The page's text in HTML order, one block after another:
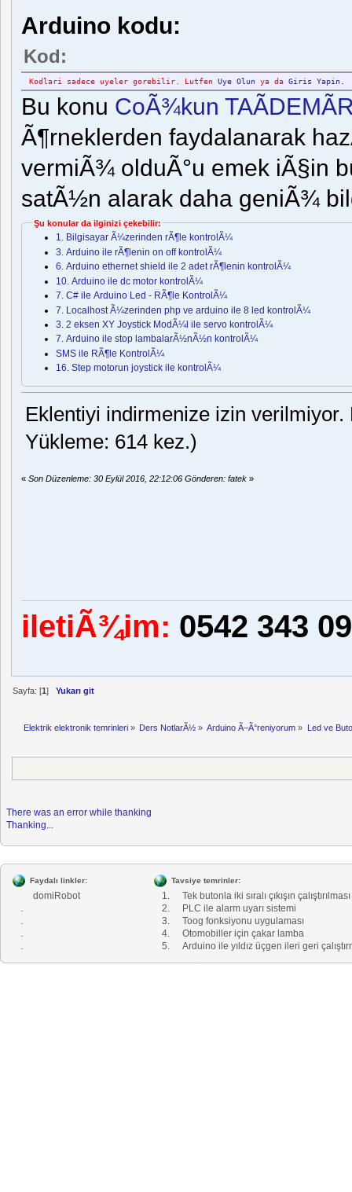
Arduino kodu:
Kod:
Kodlari sadece uyeler gorebilir. Lutfen Uye Olun ya da Giris Yapin.
Bu konu CoÃ¾kun
Ã¶rneklerden faydalanarak
vermiÃ¾ olduÃ°u emek iÃ§in
satÃ½n alarak daha geniÃ¾
Şu konular da ilginizi çekebilir:
1. Bilgisayar Ã¼zerinden rÃ¶le kontrolÃ¼
3. Arduino ile rÃ¶lenin on off kontrolÃ¼
6. Arduino ethernet shield ile 2 adet rÃ¶lenin kontrolÃ¼
10. Arduino ile dc motor kontrolÃ¼
7. C# ile Arduino Led - RÃ¶le KontrolÃ¼
7. Localhost Ã¼zerinden php ve arduino ile 8 led kontrolÃ¼
3. 2 eksen XY Joystick ModÃ¼l ile servo kontrolÃ¼
7. Arduino ile stop lambalarÃ½nÃ½n kontrolÃ¼
SMS ile RÃ¶le KontrolÃ¼
16. Step motorun joystick ile kontrolÃ¼
Eklentiyi indirmenize izin
Yükleme: 614 kez.)
«Son Düzenleme: 30 Eylül 2016, 22:12:06 Gönderen: fatek »
iletiÃ¾im: 0542 343
Sayfa: [1] Yukarı git
Elektrik elektronik temrinleri» Ders NotlarÃ½ » Arduino Ã–Ã°reniyorum » Led ve
There was an error while thanking
Thanking...
Faydalı linkler:
domiRobot
.
.
.
.
Tavsiye temrinler:
1.
Tek butonla iki sıralı çıkışın çalıştırılması
2.
PLC ile alarm uyarı sistemi
3.
Toog fonksiyonu uygulaması
4.
Otomobiller için çakar lamba
5.
Arduino ile yıldız üçgen ileri geri